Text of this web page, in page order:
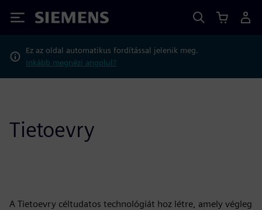
Siemens
Ez az oldal automatikus fordítással jelenik meg.
Inkább megnézi angolul?
Tietoevry
A Tietoevry céltudatos technológiát hoz létre, amely végleg